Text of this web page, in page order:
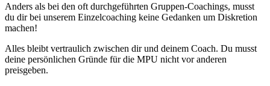
Anders als bei den oft durchgeführten Gruppen-Coachings, musst
du dir bei unserem Einzelcoaching keine Gedanken um Diskretion
machen!
Alles bleibt vertraulich zwischen dir und deinem Coach. Du musst
deine persönlichen Gründe für die MPU nicht vor anderen
preisgeben.